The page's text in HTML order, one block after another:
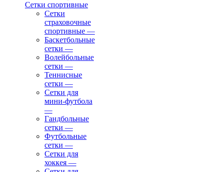
Сетки спортивные
Сетки
страховочные
спортивные —
Баскетбольные
сетки —
Волейбольные
сетки —
Теннисные
сетки —
Сетки для
мини-футбола
—
Гандбольные
сетки —
Футбольные
сетки —
Сетки для
хоккея —